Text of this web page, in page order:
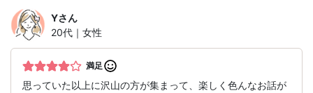
Yさん
20代｜女性
満足
思っていた以上に沢山の方が集まって、楽しく色んなお話が